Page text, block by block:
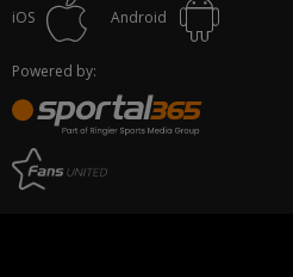
iOS Android
Powered by: